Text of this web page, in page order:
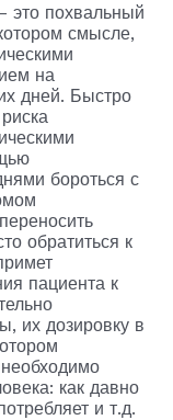
это похвальный
смысле,
на
дней. Быстро
бороться с
обратиться к
пациента к
их дозировку в
как давно
и т.д.